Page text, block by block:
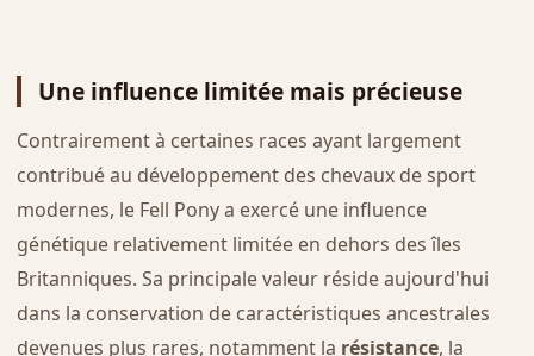
Une influence limitée mais précieuse
Contrairement à certaines races ayant largement
contribué au développement des chevaux de sport
modernes, le Fell Pony a exercé une influence
génétique relativement limitée en dehors des îles
Britanniques. Sa principale valeur réside aujourd'hui
dans la conservation de caractéristiques ancestrales
devenues plus rares, notamment la résistance, la